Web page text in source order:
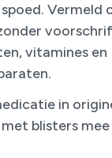
Vermeld
vitamines en
in
blisters mee